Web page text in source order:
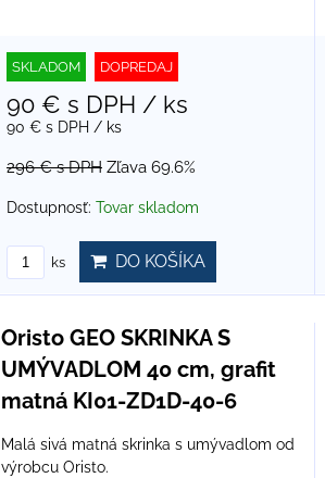
SKLADOM DOPREDAJ
90 € s DPH / ks
90 € s DPH / ks
296 €s DPH Zľava 69.6%
Dostupnosť: Tovar skladom
ks DO KOŠÍKA
Oristo GEO SKRINKA S
UMÝVADLOM 40 cm, grafit
matná KI01-ZD1D-40-6
Malá sivá matná skrinka s umývadlom od
výrobcu Oristo.